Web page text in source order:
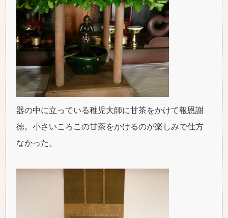
器の中に立っている稚児大師に甘茶をかけて報恩謝
徳。小さいころこの甘茶をかけるのが楽しみで仕方
なかった。